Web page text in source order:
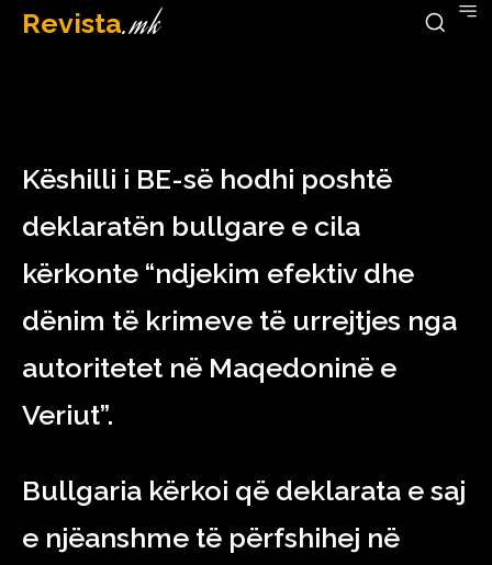
Revista.mk
December 15, 2022
Këshilli i BE-së hodhi poshtë
deklaratën bullgare e cila
kërkonte “ndjekim efektiv dhe
dënim të krimeve të urrejtjes nga
autoritetet në Maqedoninë e
Veriut”.
Bullgaria kërkoi që deklarata e saj
e njëanshme të përfshihej në